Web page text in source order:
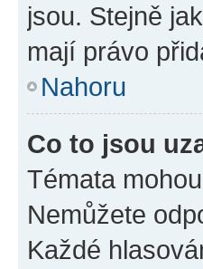
jsou. Stejně
mají právo
Nahoru
Co to jsou
Témata
Nemůžete
Každé